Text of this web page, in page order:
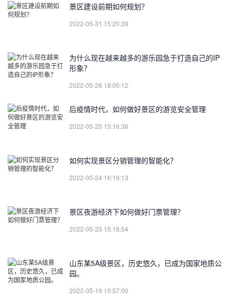
景区建设前期如何规划？
2022-05-31 15:20:39
为什么现在越来越多的游乐园急于打造自己的IP
形象？
2022-05-26 18:05:12
后疫情时代，如何做好景区的游览安全管理
2022-05-25 15:16:36
如何实现景区分销管理的智能化？
2022-05-24 16:16:13
景区夜游经济下如何做好门票管理？
2022-05-23 15:18:54
山东某5A级景区，历史悠久，已成为国家地质公
园。
2022-05-19 15:57:00